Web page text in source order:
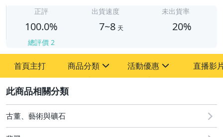
正評
100.0%
總評價 2
出貨速度
7~8 天
未出貨率
20%
首頁主打 商品分類
其它
活動優惠
[全店] 周年慶
[全店] 粉絲專享
直播影
古董、藝術與礦石